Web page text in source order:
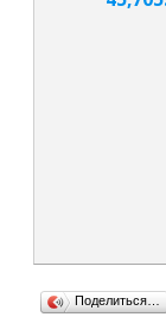
Поделиться…